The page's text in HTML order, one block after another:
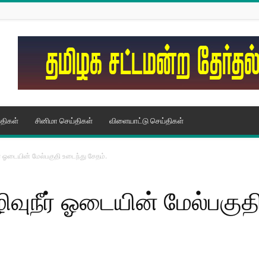
சினிமா செய்திகள் விளையாட்டு செய்திகள்
ஓடையின் மேல்பகுதி உடைந்து சேதம்.
ஓடையின்